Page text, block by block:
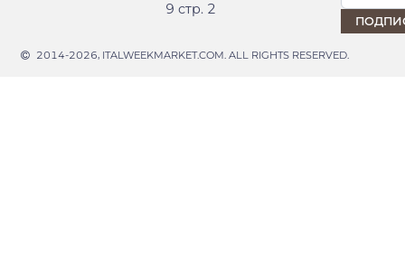
9 стр. 2
2014-2026, ITALWEEKMARKET.COM. ALL RIGHTS RESERVED.